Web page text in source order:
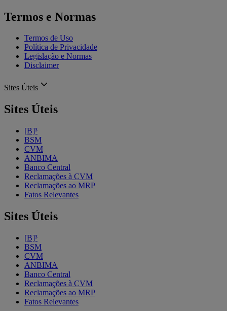
Termos e Normas
Termos de Uso
Política de Privacidade
Legislação e Normas
Disclaimer
Sites Úteis
Sites Úteis
[B]³
BSM
CVM
ANBIMA
Banco Central
Reclamações à CVM
Reclamações ao MRP
Fatos Relevantes
Sites Úteis
[B]³
BSM
CVM
ANBIMA
Banco Central
Reclamações à CVM
Reclamações ao MRP
Fatos Relevantes